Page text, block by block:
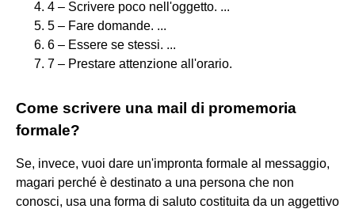
4 – Scrivere poco nell'oggetto. ...
5 – Fare domande. ...
6 – Essere se stessi. ...
7 – Prestare attenzione all'orario.
Come scrivere una mail di promemoria
formale?
Se, invece, vuoi dare un'impronta formale al messaggio,
magari perché è destinato a una persona che non
conosci, usa una forma di saluto costituita da un aggettivo